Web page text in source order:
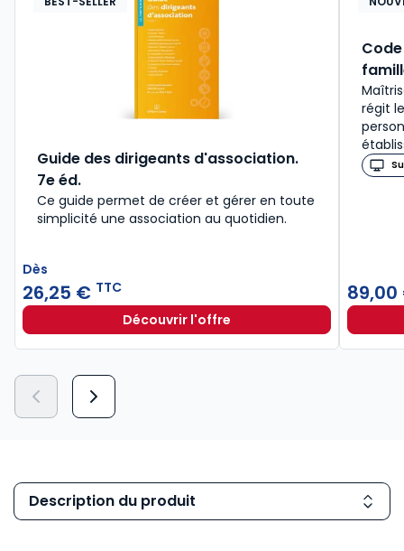
Guide des dirigeants d'association.
7e éd.
Ce guide permet de créer et gérer en toute
simplicité une association au quotidien.
Dès
26,25 € TTC
Découvrir l'offreGuide des dirigeants
Dès
régit
Description du produit